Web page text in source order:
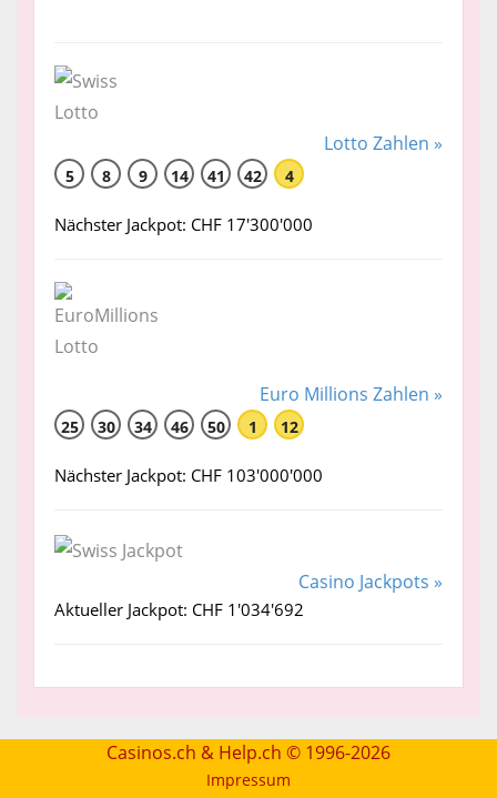
Lotto Zahlen »
5 8 9 14 41 42 4
Nächster Jackpot: CHF 17'300'000
Euro Millions Zahlen »
25 30 34 46 50 1 12
Nächster Jackpot: CHF 103'000'000
Casino Jackpots »
Aktueller Jackpot: CHF 1'034'692
Casinos.ch & Help.ch © 1996-2026
Impressum